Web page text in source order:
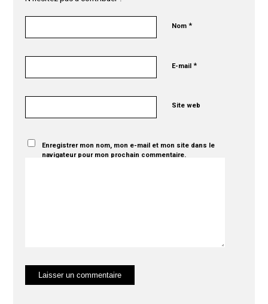
Nom*
E-mail*
Site web
Enregistrer mon nom, mon e-mail et mon site dans le
navigateur pour mon prochain commentaire.